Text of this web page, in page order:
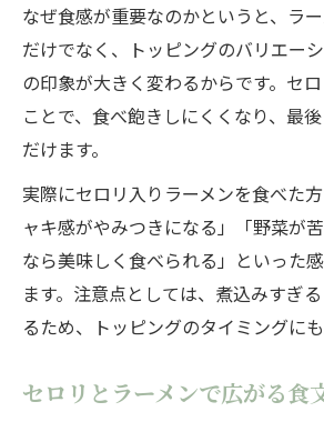
なぜ食感が重要なのかというと、ラ
だけでなく、トッピングのバリエー
の印象が大きく変わるからです。セ
ことで、食べ飽きしにくくなり、最
だけます。
実際にセロリ入りラーメンを食べた
ャキ感がやみつきになる」「野菜が
なら美味しく食べられる」といった
ます。注意点としては、煮込みすぎ
るため、トッピングのタイミングにも
セロリとラーメンで広がる食